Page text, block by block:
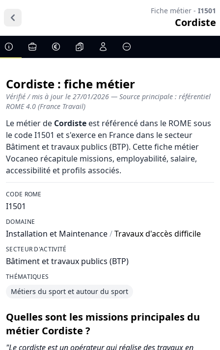
Fiche métier - I1501
Cordiste
Cordiste : fiche métier
Vérifié / mis à jour le 27/01/2026 — Source principale : référentiel
ROME 4.0 (France Travail)
Le métier de Cordiste est référencé dans le ROME sous
le code I1501 et s'exerce en France dans le secteur
Bâtiment et travaux publics (BTP). Cette fiche métier
Vocaneo récapitule missions, employabilité, salaire,
accessibilité et profils associés.
CODE ROME
I1501
DOMAINE
Installation et Maintenance/Travaux d'accès difficile
SECTEUR D'ACTIVITÉ
Bâtiment et travaux publics (BTP)
THÉMATIQUES
Métiers du sport et autour du sport
Quelles sont les missions principales du
métier Cordiste ?
"Le cordiste est un opérateur qui réalise des travaux en